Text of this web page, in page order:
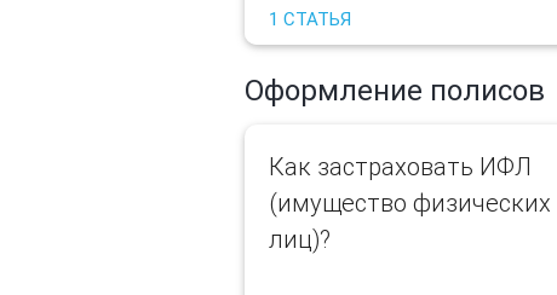
1 СТАТЬЯ
Оформление полисов
Как застраховать ИФЛ
(имущество физических
лиц)?